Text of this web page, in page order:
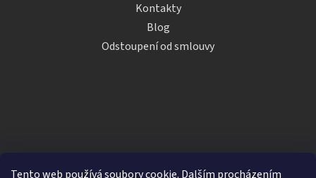
Tento web používá soubory cookie. Dalším procházením
Kontakty
Blog
Odstoupení od smlouvy